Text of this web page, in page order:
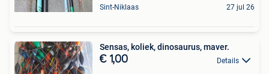
Sint-Niklaas 27 jul 26
Sensas, koliek, dinosaurus, maver.
€ 1,00 Details